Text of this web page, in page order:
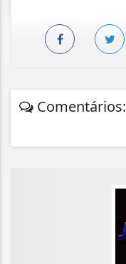
Comentários: